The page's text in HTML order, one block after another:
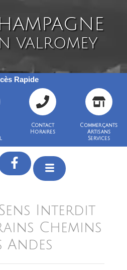
VALROMEY
Rapide
Contact
Horaires
Commerçants
Artisans
Services
Interdit
Chemins
Andes